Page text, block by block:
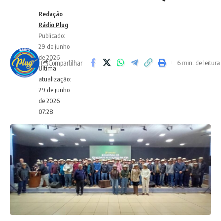
Ultima
atualização:
29 de junho
de 2026
07:28
Redação
Rádio Plug
Publicado:
29 de junho
de 2026
Compartilhar 6 min. de leitura